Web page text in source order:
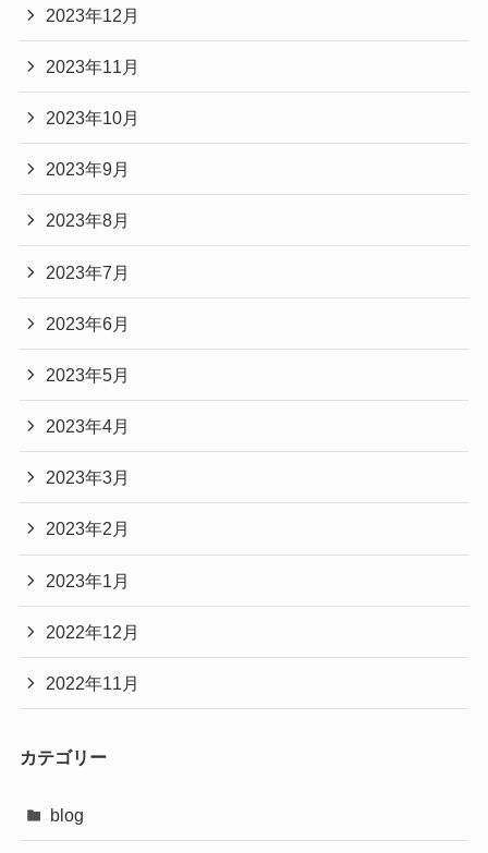
2023年12月
2023年11月
2023年10月
2023年9月
2023年8月
2023年7月
2023年6月
2023年5月
2023年4月
2023年3月
2023年2月
2023年1月
2022年12月
2022年11月
カテゴリー
blog